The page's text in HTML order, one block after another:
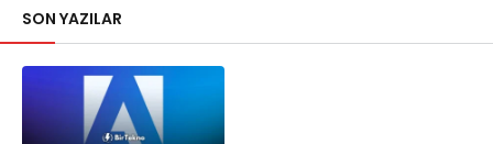
SON YAZILAR